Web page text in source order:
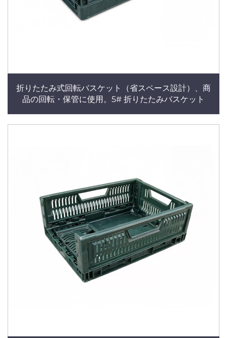
折りたたみ式回転バスケット（省スペース設計）、商
品の回転・保管に使用。5# 折りたたみバスケット